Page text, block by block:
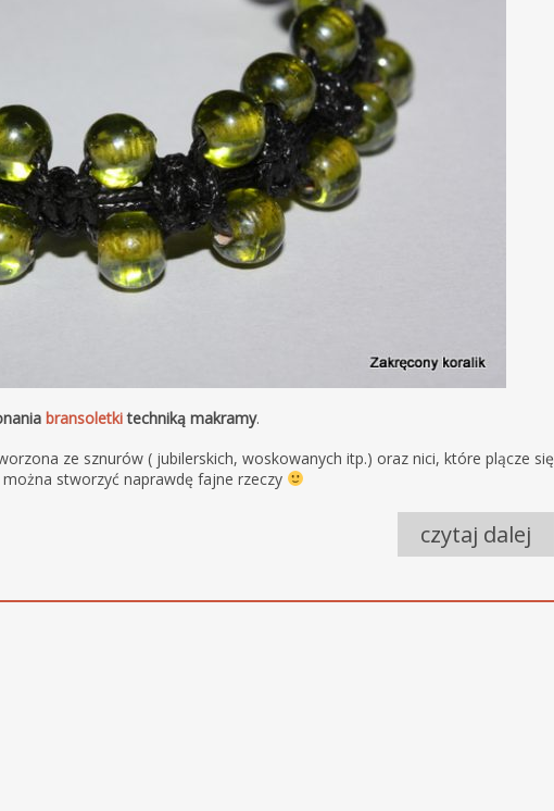
bransoletkitechniką makramy.
ze sznurów ( jubilerskich, woskowanych itp.) oraz nici, które plącze się
stworzyć naprawdę fajne rzeczy
czytaj dalej